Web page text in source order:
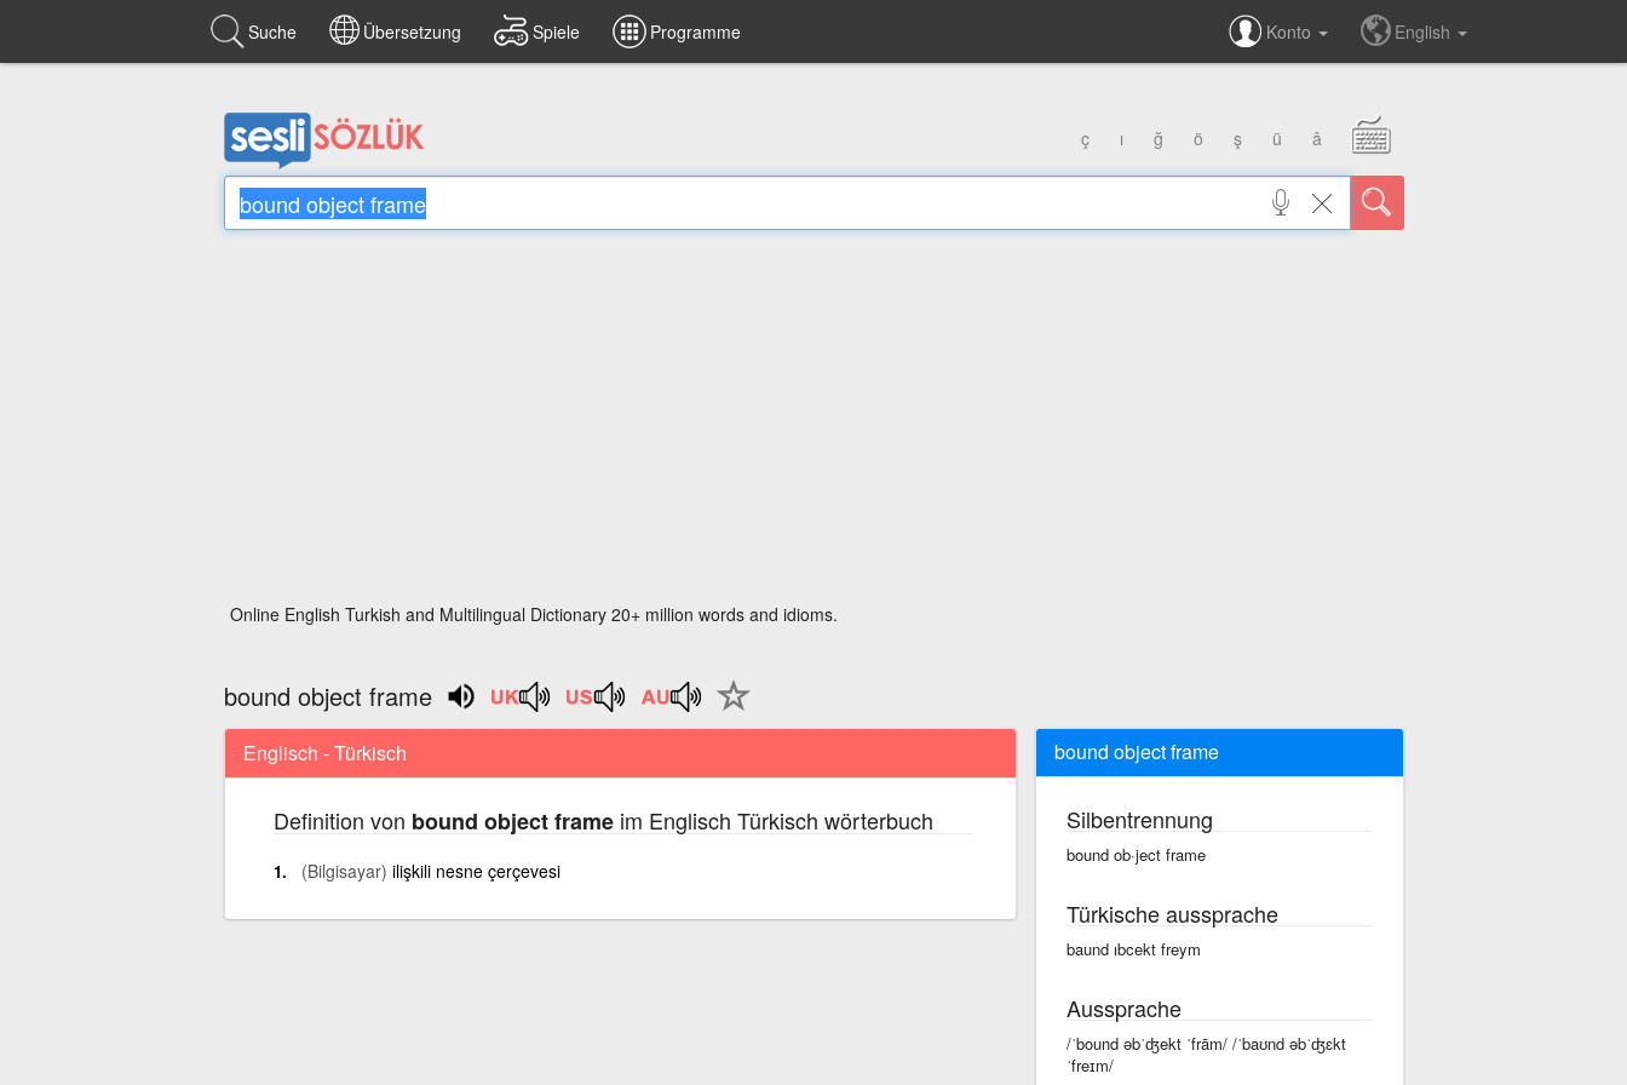
Suche Übersetzung Spiele Programme Konto English
ç ı ğ ö ş ü â
Online English Turkish and Multilingual Dictionary 20+ million words and idioms.
bound object frame
Englisch - Türkisch
Definition von bound object frameim Englisch Türkisch wörterbuch
(Bilgisayar) ilişkili nesne çerçevesi
bound object frame
Silbentrennung
bound ob·ject frame
Türkische aussprache
baund ıbcekt freym
Aussprache
/ˈbound əbˈʤekt ˈfrām/ /ˈbaʊnd əbˈʤɛkt
ˈfreɪm/